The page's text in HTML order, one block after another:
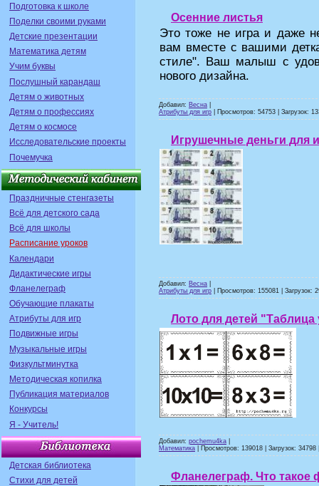
Подготовка к школе
Поделки своими руками
Детские презентации
Математика детям
Учим буквы
Послушный карандаш
Детям о животных
Детям о профессиях
Детям о космосе
Исследовательские проекты
Почемучка
Праздничные стенгазеты
Всё для детского сада
Всё для школы
Расписание уроков
Календари
Дидактические игры
Фланелеграф
Обучающие плакаты
Атрибуты для игр
Подвижные игры
Музыкальные игры
Физкультминутка
Методическая копилка
Публикация материалов
Конкурсы
Я - Учитель!
Детская библиотека
Стихи для детей
Осенние листья
Это тоже не игра и даже
вам вместе с вашими
стиле". Ваш малыш с
нового дизайна.
Добавил: Весна
Атрибуты для игр | Просмотров: 54753 | Загрузок:
Игрушечные деньги для
Добавил: Весна
Атрибуты для игр | Просмотров: 155081 | Загрузок:
Лото для детей
Добавил: pochemu4ka
Математика | Просмотров: 139018 | Загрузок:
Фланелеграф. Что такое